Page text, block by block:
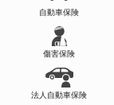
自動車保険
傷害保険
法人自動車保険